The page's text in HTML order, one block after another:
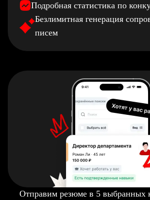
Подробная статистика по
Безлимитная генерация
писем
Отправим резюме в 5 выбранных